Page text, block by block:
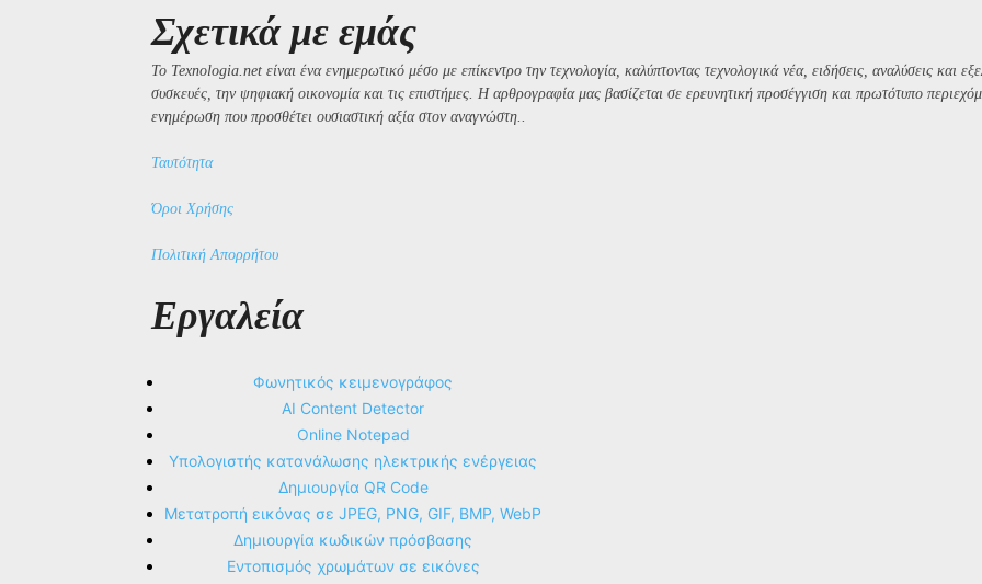
Σχετικά με εμάς
Το Texnologia.net είναι ένα ενημερωτικό μέσο με επίκεντρο την τεχνολογία, καλύπτοντας τεχνολογικά νέα, ειδήσεις, αναλύσεις και
συσκευές, την ψηφιακή οικονομία και τις επιστήμες. Η αρθρογραφία μας βασίζεται σε ερευνητική προσέγγιση και πρωτότυπο
ενημέρωση που προσθέτει ουσιαστική αξία στον αναγνώστη..
Ταυτότητα
Όροι Χρήσης
Πολιτική Απορρήτου
Εργαλεία
Φωνητικός κειμενογράφος
AI Content Detector
Online Notepad
Υπολογιστής κατανάλωσης ηλεκτρικής ενέργειας
Δημιουργία QR Code
Μετατροπή εικόνας σε JPEG, PNG, GIF, BMP, WebP
Δημιουργία κωδικών πρόσβασης
Εντοπισμός χρωμάτων σε εικόνες